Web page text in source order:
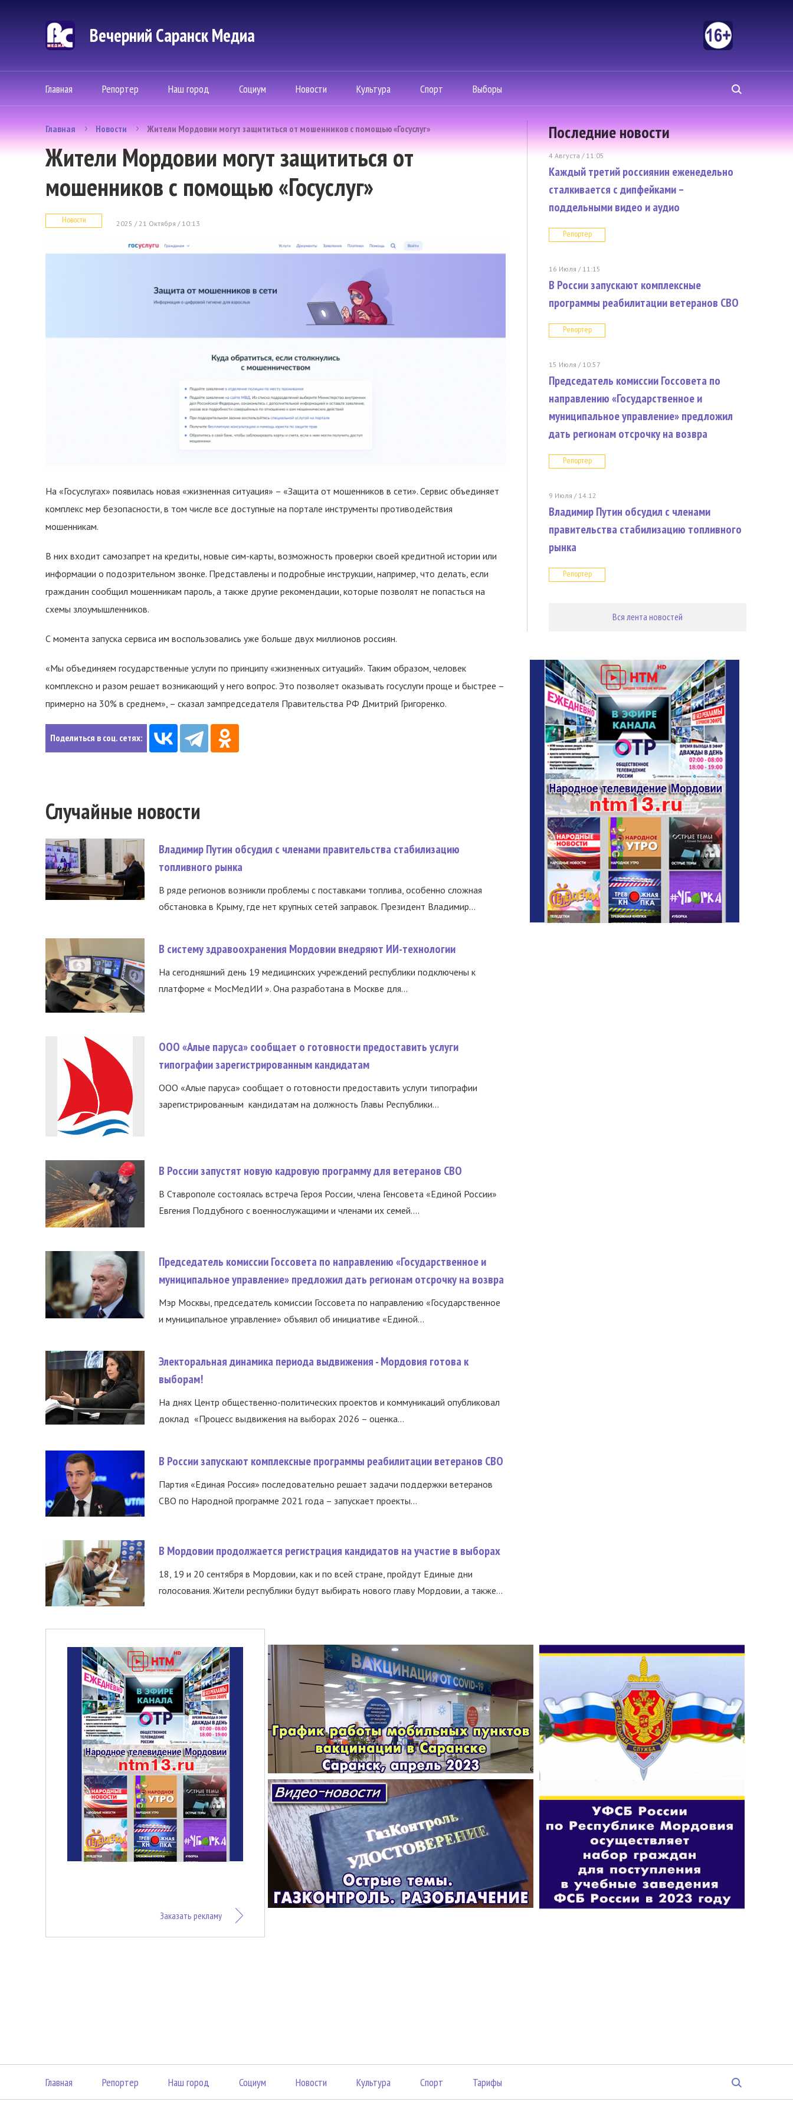
Вечерний Саранск Mедиа
Главная Репортер Наш город Социум Новости Культура Спорт Выборы
Главная Новости Жители Мордовии могут защититься от мошенников с помощью «Госуслуг»
Жители Мордовии могут защититься от
мошенников с помощью «Госуслуг»
Новости 2025 / 21 Октября / 10:13
На «Госуслугах» появилась новая «жизненная ситуация» – «Защита от мошенников в сети». Сервис объединяет
комплекс мер безопасности, в том числе все доступные на портале инструменты противодействия
мошенникам.
В них входит самозапрет на кредиты, новые сим-карты, возможность проверки своей кредитной истории или
информации о подозрительном звонке. Представлены и подробные инструкции, например, что делать, если
гражданин сообщил мошенникам пароль, а также другие рекомендации, которые позволят не попасться на
схемы злоумышленников.
С момента запуска сервиса им воспользовались уже больше двух миллионов россиян.
«Мы объединяем государственные услуги по принципу «жизненных ситуаций». Таким образом, человек
комплексно и разом решает возникающий у него вопрос. Это позволяет оказывать госуслуги проще и быстрее –
примерно на 30% в среднем», – сказал зампредседателя Правительства РФ Дмитрий Григоренко.
Поделиться в соц. сетях:
Случайные новости
Владимир Путин обсудил с членами правительства стабилизацию
топливного рынка
В ряде регионов возникли проблемы с поставками топлива, особенно сложная
обстановка в Крыму, где нет крупных сетей заправок. Президент Владимир...
В систему здравоохранения Мордовии внедряют ИИ-технологии
На сегодняшний день 19 медицинских учреждений республики подключены к
платформе « МосМедИИ ». Она разработана в Москве для...
ООО «Алые паруса» сообщает о готовности предоставить услуги
типографии зарегистрированным кандидатам
ООО «Алые паруса» сообщает о готовности предоставить услуги типографии
зарегистрированным кандидатам на должность Главы Республики...
В России запустят новую кадровую программу для ветеранов СВО
В Ставрополе состоялась встреча Героя России, члена Генсовета «Единой России»
Евгения Поддубного с военнослужащими и членами их семей....
Председатель комиссии Госсовета по направлению «Государственное и
муниципальное управление» предложил дать регионам отсрочку на возвра
Мэр Москвы, председатель комиссии Госсовета по направлению «Государственное
и муниципальное управление» объявил об инициативе «Единой...
Электоральная динамика периода выдвижения - Мордовия готова к
выборам!
На днях Центр общественно-политических проектов и коммуникаций опубликовал
доклад «Процесс выдвижения на выборах 2026 – оценка...
В России запускают комплексные программы реабилитации ветеранов СВО
Партия «Единая Россия» последовательно решает задачи поддержки ветеранов
СВО по Народной программе 2021 года – запускает проекты...
В Мордовии продолжается регистрация кандидатов на участие в выборах
18, 19 и 20 сентября в Мордовии, как и по всей стране, пройдут Единые дни
голосования. Жители республики будут выбирать нового главу Мордовии, а также...
Последние новости
4 Августа / 11:05
Каждый третий россиянин еженедельно
сталкивается с дипфейками –
поддельными видео и аудио
Репортер
16 Июля / 11:15
В России запускают комплексные
программы реабилитации ветеранов СВО
Репортер
15 Июля / 10:57
Председатель комиссии Госсовета по
направлению «Государственное и
муниципальное управление» предложил
дать регионам отсрочку на возвра
Репортер
9 Июля / 14:12
Владимир Путин обсудил с членами
правительства стабилизацию топливного
рынка
Репортер
Вся лента новостей
Заказать рекламу
Главная Репортер Наш город Социум Новости Культура Спорт Тарифы